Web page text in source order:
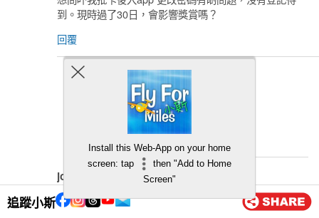
追蹤小斯
到。現時過了30日，會影響獎賞嗎？
回覆
小斯
你係無登記到D咩?
joey
9 7 月, 2026
想問下萬寧算唔算超市簽賬? 算唔算合格簽賬?
Install this Web-App on your home
screen: tap
then "Add to Home
Screen"